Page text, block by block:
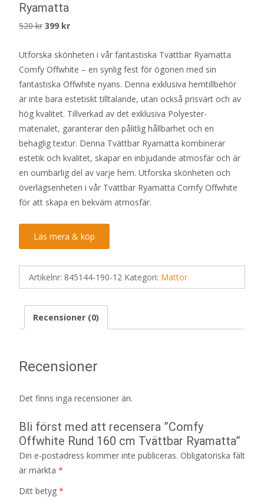
Ryamatta
520kr Det
priset
var:
520 kr.
399 krDet
priset
är:
399 kr.
Utforska skönheten i vår fantastiska Tvättbar Ryamatta
Comfy Offwhite – en synlig fest för ögonen med sin
fantastiska Offwhite nyans. Denna exklusiva hemtillbehör
är inte bara estetiskt tilltalande, utan också prisvärt och av
hög kvalitet. Tillverkad av det exklusiva Polyester-
materialet, garanterar den pålitlig hållbarhet och en
behaglig textur. Denna Tvättbar Ryamatta kombinerar
estetik och kvalitet, skapar en inbjudande atmosfär och är
en oumbärlig del av varje hem. Utforska skönheten och
överlägsenheten i vår Tvättbar Ryamatta Comfy Offwhite
för att skapa en bekväm atmosfär.
Läs mera & köp
Artikelnr: 845144-190-12 Kategori: Mattor
Recensioner (0)
Recensioner
Det finns inga recensioner än.
Bli först med att recensera ”Comfy
Offwhite Rund 160 cm Tvättbar Ryamatta”
Din e-postadress kommer inte publiceras. Obligatoriska fält
är märkta *
Ditt betyg *